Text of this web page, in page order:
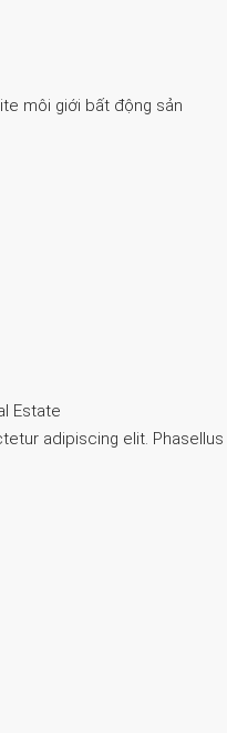
môi giới bất động sản
Estate
adipiscing elit. Phasellus